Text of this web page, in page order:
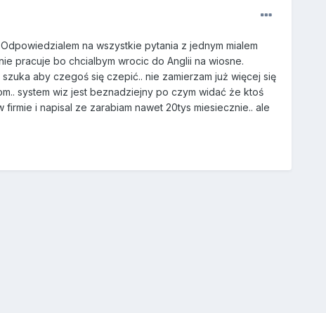
na wszystkie pytania z jednym mialem
pracuje bo chcialbym wrocic do Anglii na wiosne.
aby czegoś się czepić.. nie zamierzam już więcej się
system wiz jest beznadziejny po czym widać że ktoś
i napisal ze zarabiam nawet 20tys miesiecznie.. ale